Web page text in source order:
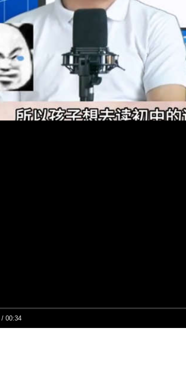
/ 00:34